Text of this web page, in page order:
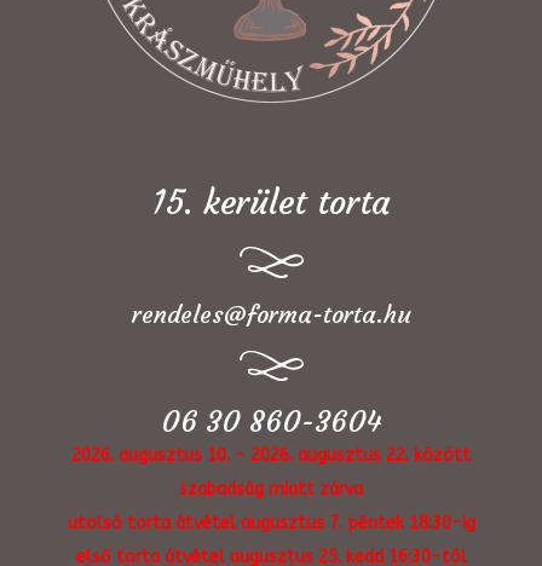
15. kerület torta
rendeles@forma-torta.hu
06 30 860-3604
2026. augusztus 10. - 2026. augusztus 22. között
szabadság miatt zárva
utolsó torta átvétel augusztus 7. péntek 18:30-ig
első torta átvétel augusztus 25. kedd 16:30-tól